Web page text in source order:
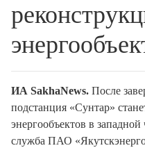
ИА SakhaNews. После
подстанция «Сунтар»
энергообъектов в
служба ПАО